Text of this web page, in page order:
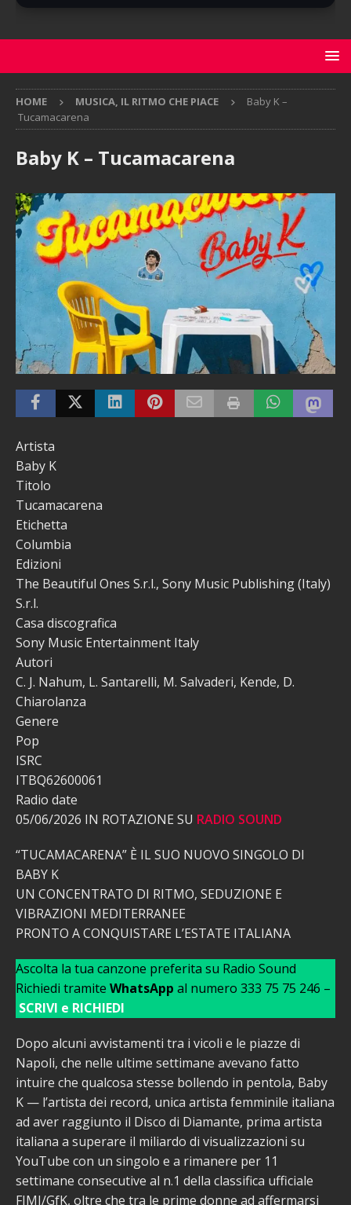
HOME MUSICA, IL RITMO CHE PIACE
Baby K –
Tucamacarena
Baby K – Tucamacarena
Artista
Baby K
Titolo
Tucamacarena
Etichetta
Columbia
Edizioni
The Beautiful Ones S.r.l., Sony Music Publishing (Italy)
S.r.l.
Casa discografica
Sony Music Entertainment Italy
Autori
C. J. Nahum, L. Santarelli, M. Salvaderi, Kende, D.
Chiarolanza
Genere
Pop
ISRC
ITBQ62600061
Radio date
05/06/2026 IN ROTAZIONE SU RADIO SOUND
“TUCAMACARENA” È IL SUO NUOVO SINGOLO DI
BABY K
UN CONCENTRATO DI RITMO, SEDUZIONE E
VIBRAZIONI MEDITERRANEE
PRONTO A CONQUISTARE L’ESTATE ITALIANA
Ascolta la tua canzone preferita su Radio Sound
Richiedi tramite WhatsApp al numero 333 75 75 246 –
SCRIVI e RICHIEDI
Dopo alcuni avvistamenti tra i vicoli e le piazze di
Napoli, che nelle ultime settimane avevano fatto
intuire che qualcosa stesse bollendo in pentola, Baby
K — l’artista dei record, unica artista femminile italiana
ad aver raggiunto il Disco di Diamante, prima artista
italiana a superare il miliardo di visualizzazioni su
YouTube con un singolo e a rimanere per 11
settimane consecutive al n.1 della classifica ufficiale
FIMI/GfK, oltre che tra le prime donne ad affermarsi